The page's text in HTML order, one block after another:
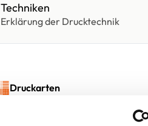
Techniken
Erklärung der Drucktechnik
Druckarten
Flex / Flock